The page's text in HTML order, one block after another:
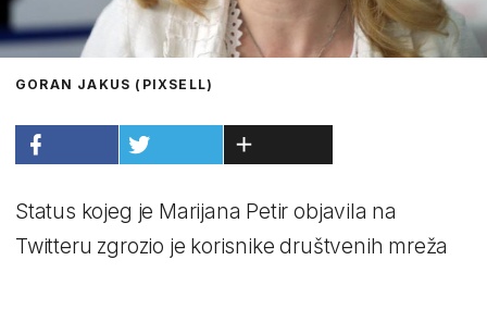
GORAN JAKUS (PIXSELL)
Status kojeg je Marijana Petir objavila na
Twitteru zgrozio je korisnike društvenih mreža